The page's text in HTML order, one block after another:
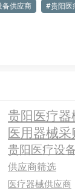
供应商 #贵阳医
贵阳医疗器
医用器械采
贵阳医疗设
供应商筛选
医疗器械供应商